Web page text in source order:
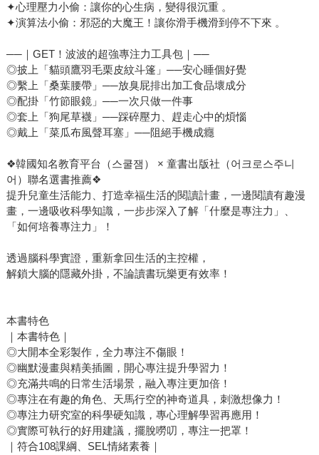
✦心理壓力小偷：讓你的心生病，變得很沉重 。
✦演算法小偷：邪惡的大魔王！讓你滑手機滑到停不下來 。
──｜GET！波波的超強專注力工具包｜──
◎披上「貓頭鷹羽毛栗皮紋斗篷」──安心睡個好覺
◎繫上「桑葉腰帶」──放臭屁排出加工食品壞成分
◎配掛「竹節眼鏡」──一次只做一件事
◎套上「狗尾草襪」──踩碎壓力、趕走心中的煩惱
◎戴上「菜瓜布風聲耳塞」──阻絕手機成癮
❖韓國知名教育平台（스쿨잼） × 童書出版社（어크로스주니
어）聯名選書推薦❖
提升兒童生活能力、打造幸福生活的閱讀計畫，一邊閱讀有趣漫
畫，一邊吸收科學知識，一步步深入了解「什麼是專注力」、
「如何培養專注力」！
透過腦科學實證，重新拿回生活的主控權，
解鎖大腦的隱藏外掛，不論讀書玩樂更有效率！
本書特色
｜本書特色｜
◎大開本全彩製作，全力專注不傷眼！
◎幽默漫畫與精美插圖，開心專注提升學習力！
◎充滿共鳴的日常生活場景，融入專注更加倍！
◎專注在有趣的角色、天馬行空的神奇道具，刺激想像力！
◎專注力研究室的科學硬知識，專心理解學習再應用！
◎實際可執行的好用建議，擺脫嘮叨，專注一把罩！
｜符合108課綱、SEL情緒素養｜